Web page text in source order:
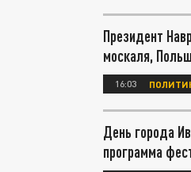
Президент
москаля,
16:03
День города
программа